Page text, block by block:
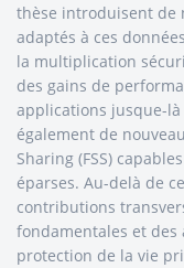
thèse introduisent de
adaptés à ces
la multiplication
des gains de
applications jusque-
également de
Sharing (FSS)
éparses. Au-delà de
contributions
fondamentales et des
protection de la vie